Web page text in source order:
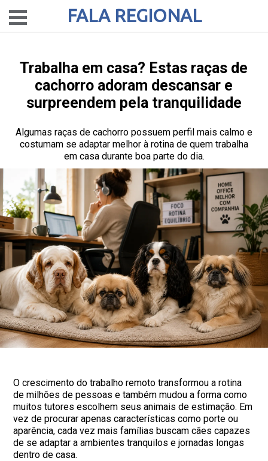
FALA REGIONAL
Trabalha em casa? Estas raças de
cachorro adoram descansar e
surpreendem pela tranquilidade
Algumas raças de cachorro possuem perfil mais calmo e
costumam se adaptar melhor à rotina de quem trabalha
em casa durante boa parte do dia.
O crescimento do trabalho remoto transformou a rotina
de milhões de pessoas e também mudou a forma como
muitos tutores escolhem seus animais de estimação. Em
vez de procurar apenas características como porte ou
aparência, cada vez mais famílias buscam cães capazes
de se adaptar a ambientes tranquilos e jornadas longas
dentro de casa.